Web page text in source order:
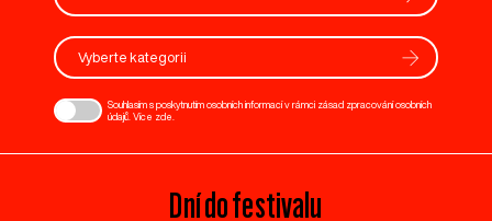
Vyberte kategorii
Souhlasím s poskytnutím osobních informací v rámci zásad zpracování osobních
údajů. Více zde
Dní do festivalu